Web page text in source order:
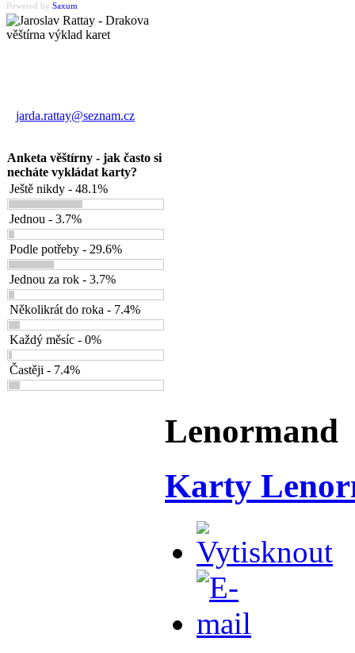
Powered by Saxum
jarda.rattay@seznam.cz
Anketa věštírny - jak často si
necháte vykládat karty?
Ještě nikdy - 48.1%
Jednou - 3.7%
Podle potřeby - 29.6%
Jednou za rok - 3.7%
Několikrát do roka - 7.4%
Každý měsíc - 0%
Častěji - 7.4%
Lenormand
Karty